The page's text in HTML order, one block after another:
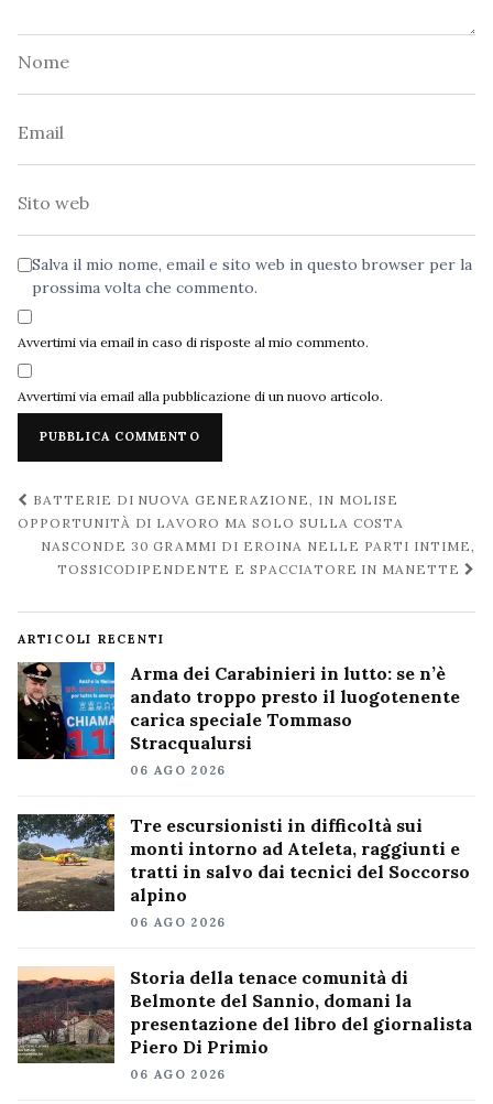
Salva il mio nome, email e sito web in questo browser per la
prossima volta che commento.
Avvertimi via email in caso di risposte al mio commento.
Avvertimi via email alla pubblicazione di un nuovo articolo.
Navigazione
post
BATTERIE DI NUOVA GENERAZIONE, IN MOLISE
OPPORTUNITÀ DI LAVORO MA SOLO SULLA COSTA
NASCONDE 30 GRAMMI DI EROINA NELLE PARTI INTIME,
TOSSICODIPENDENTE E SPACCIATORE IN MANETTE
ARTICOLI RECENTI
Arma dei Carabinieri in lutto: se n’è
andato troppo presto il luogotenente
carica speciale Tommaso
Stracqualursi
06 AGO 2026
Tre escursionisti in difficoltà sui
monti intorno ad Ateleta, raggiunti e
tratti in salvo dai tecnici del Soccorso
alpino
06 AGO 2026
Storia della tenace comunità di
Belmonte del Sannio, domani la
presentazione del libro del giornalista
Piero Di Primio
06 AGO 2026